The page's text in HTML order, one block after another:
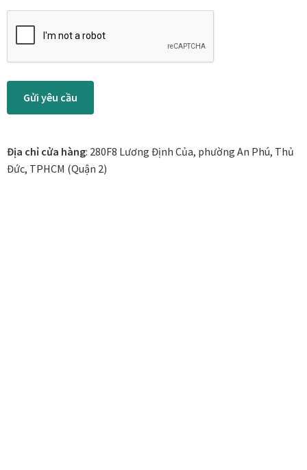
Tranh mừng thọ
Tranh phòng khách hiện đại
Tranh sơn dầu cao cấp
Tranh sơn mài phòng khách
Tranh tặng đối tác
Gửi yêu cầu
Địa chỉ cửa hàng: 280F8 Lương Định Của, phường An Phú, Thủ
Đức, TPHCM (Quận 2)